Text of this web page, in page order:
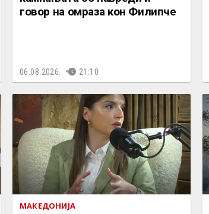
говор на омраза кон Филипче
06.08.2026. 21:10
МАКЕДОНИЈА